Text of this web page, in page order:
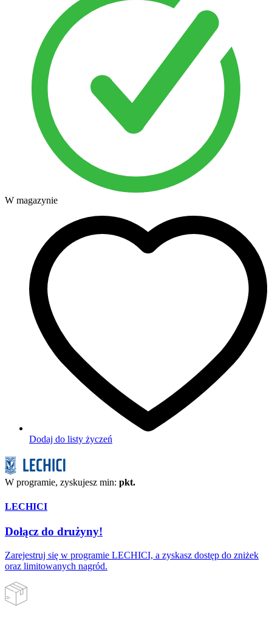
W magazynie
Dodaj do listy życzeń
W programie, zyskujesz min: pkt.
LECHICI
Dołącz do drużyny!
Zarejestruj się w programie LECHICI, a zyskasz dostęp do zniżek
oraz limitowanych nagród.